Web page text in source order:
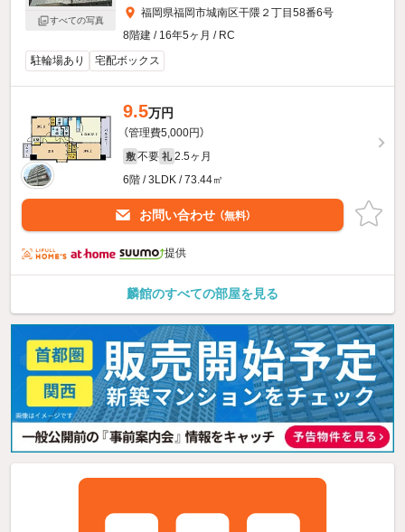
すべての写真
福岡県福岡市城南区干隈２丁目58番6号
8階建 / 16年5ヶ月 / RC
駐輪場あり
宅配ボックス
9.5万円
（管理費5,000円）
敷 不要 礼 2.5ヶ月
6階 / 3LDK / 73.44㎡
お問い合わせ （無料）
提供
麟館のすべての部屋を見る